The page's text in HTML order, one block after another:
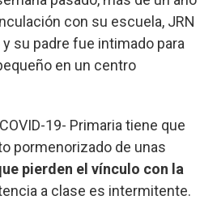
con su escuela, JRN
su padre fue intimado para
en un centro
19- Primaria tiene que
pormenorizado de unas
pierden el vínculo con la
a clase es intermitente.